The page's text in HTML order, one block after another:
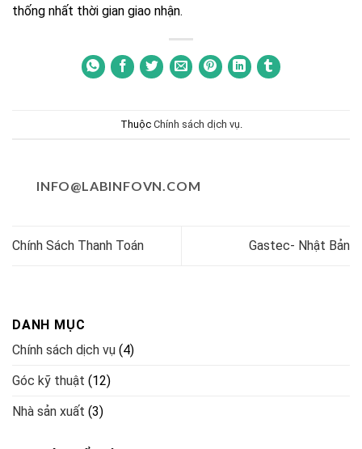
thống nhất thời gian giao nhận.
Thuộc Chính sách dịch vụ
INFO@LABINFOVN.COM
Chính Sách Thanh Toán Gastec- Nhật Bản
DANH MỤC
Chính sách dịch vụ (4)
Góc kỹ thuật (12)
Nhà sản xuất (3)